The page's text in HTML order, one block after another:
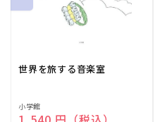
世界を旅する音楽室
販
小学館